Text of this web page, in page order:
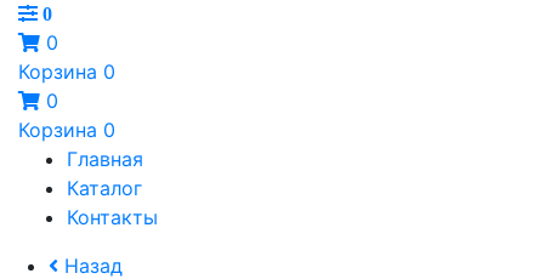
0
0
Корзина 0
0
Корзина 0
Главная
Каталог
Контакты
Назад